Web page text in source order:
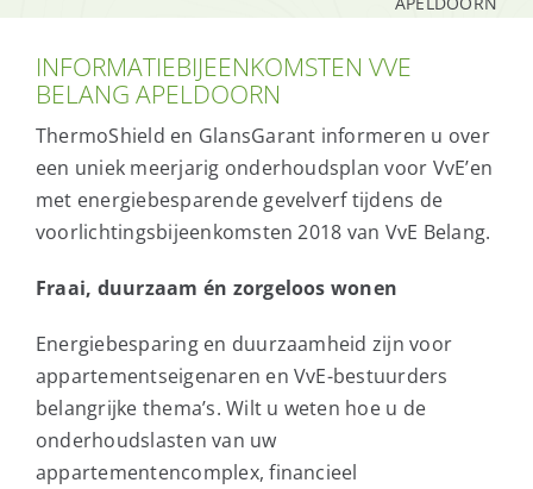
INFORMATIEBIJEENKOMSTEN VVE
BELANG APELDOORN
ThermoShield en GlansGarant informeren u over
een uniek meerjarig onderhoudsplan voor VvE’en
met energiebesparende gevelverf tijdens de
voorlichtingsbijeenkomsten 2018 van VvE Belang.
Fraai, duurzaam én zorgeloos wonen
Energiebesparing en duurzaamheid zijn voor
appartementseigenaren en VvE-bestuurders
belangrijke thema’s. Wilt u weten hoe u de
onderhoudslasten van uw
appartementencomplex, financieel